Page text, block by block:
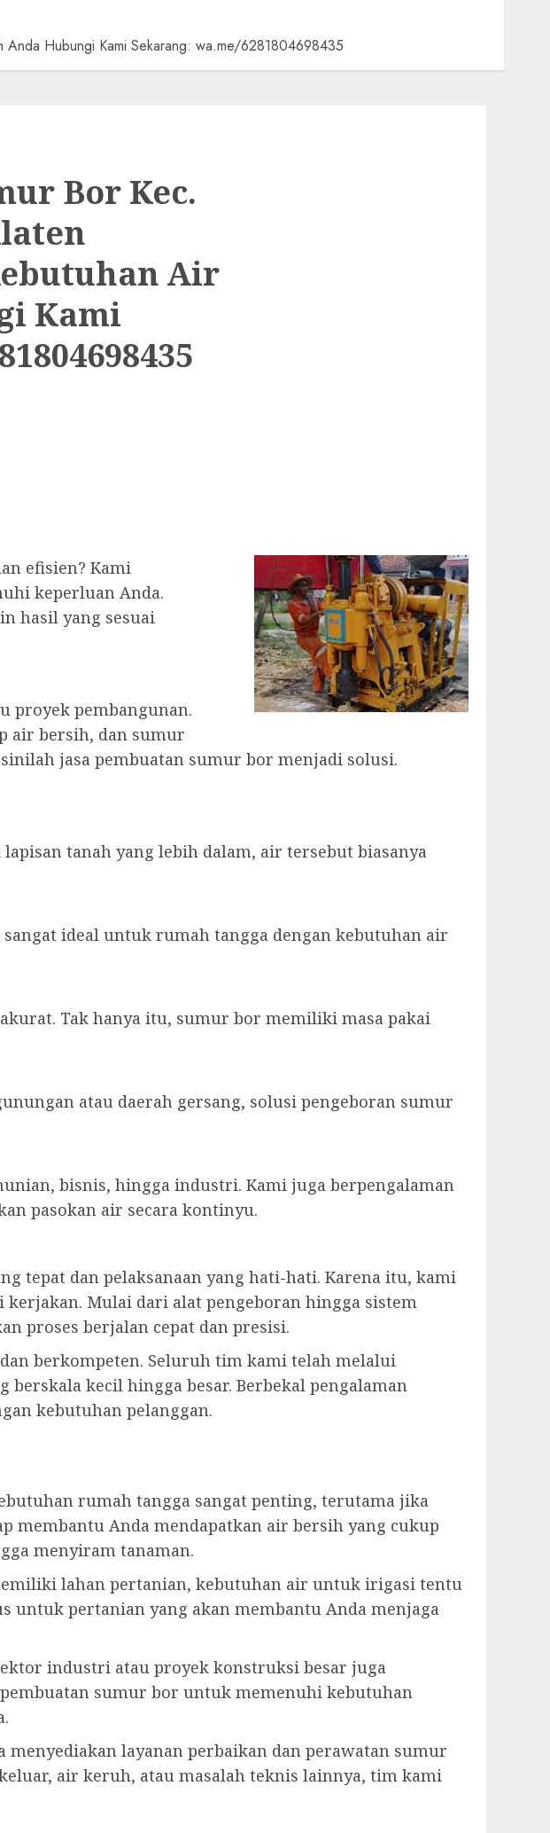
Anda Hubungi Kami Sekarang: wa.me/6281804698435
Bor Kec.
Air
Kami
efisien? Kami
keperluan Anda.
hasil yang sesuai
proyek pembangunan.
air bersih, dan sumur
jasa pembuatan sumur bor menjadi solusi.
tanah yang lebih dalam, air tersebut biasanya
ideal untuk rumah tangga dengan kebutuhan air
Tak hanya itu, sumur bor memiliki masa pakai
atau daerah gersang, solusi pengeboran sumur
bisnis, hingga industri. Kami juga berpengalaman
pasokan air secara kontinyu.
tepat dan pelaksanaan yang hati-hati. Karena itu, kami
Mulai dari alat pengeboran hingga sistem
proses berjalan cepat dan presisi.
berkompeten. Seluruh tim kami telah melalui
kecil hingga besar. Berbekal pengalaman
kebutuhan pelanggan.
rumah tangga sangat penting, terutama jika
membantu Anda mendapatkan air bersih yang cukup
menyiram tanaman.
lahan pertanian, kebutuhan air untuk irigasi tentu
untuk pertanian yang akan membantu Anda menjaga
industri atau proyek konstruksi besar juga
sumur bor untuk memenuhi kebutuhan
menyediakan layanan perbaikan dan perawatan sumur
air keruh, atau masalah teknis lainnya, tim kami